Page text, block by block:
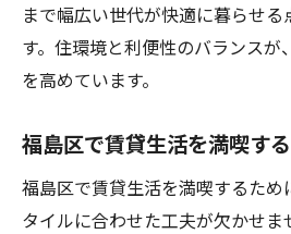
まで幅広い世代が快適に暮らせ
す。住環境と利便性のバランスが
を高めています。
福島区で賃貸生活を満喫す
福島区で賃貸生活を満喫するた
タイルに合わせた工夫が欠かせ